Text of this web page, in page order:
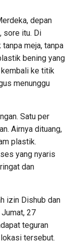
depan
sore itu. Di
meja, tanpa
bening yang
kembali ke titik
menunggu
Satu per
Airnya dituang,
plastik.
yang nyaris
dan
izin Dishub dan
27
teguran
tersebut.